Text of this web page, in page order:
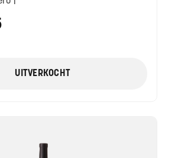
UITVERKOCHT